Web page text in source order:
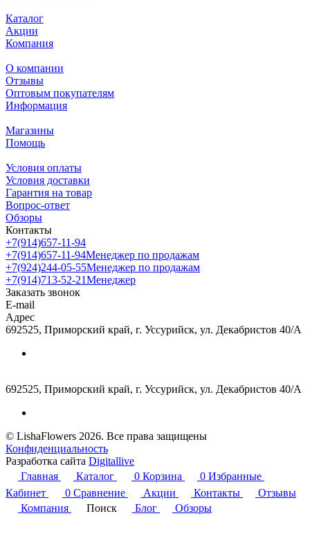
Каталог
Акции
Компания
О компании
Отзывы
Оптовым покупателям
Информация
Магазины
Помощь
Условия оплаты
Условия доставки
Гарантия на товар
Вопрос-ответ
Обзоры
Контакты
+7(914)657-11-94
+7(914)657-11-94Менеджер по продажам
+7(924)244-05-55Менеджер по продажам
+7(914)713-52-21Менеджер
Заказать звонок
E-mail
Адрес
692525, Приморский край, г. Уссурийск, ул. Декабристов 40/А
692525, Приморский край, г. Уссурийск, ул. Декабристов 40/А
© LishaFlowers 2026. Все права защищены
Конфиденциальность
Разработка сайта Digitallive
Главная
Каталог 0 Корзина 0 Избранные
Кабинет
0 Сравнение Акции Контакты
Отзывы
Компания
Поиск Блог Обзоры